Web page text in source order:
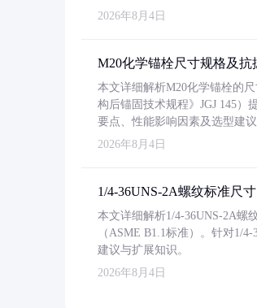
2026年8月4日
M20化学锚栓尺寸规格及抗
本文详细解析M20化学锚栓的
构后锚固技术规程》JGJ 145）
要点、性能影响因素及选型建
2026年8月4日
1/4-36UNS-2A螺纹标准尺寸
本文详细解析1/4-36UNS-2A螺
（ASME B1.1标准）。针对1/
建议与扩展知识。
2026年8月4日